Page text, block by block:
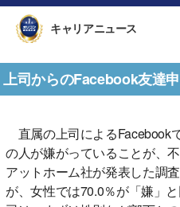
キャリアニュース
上司からのFacebook友達
直属の上司によるFacebook
の人が嫌がっていることが、
アットホーム社が発表した調
が、女性では70.0％が「嫌」